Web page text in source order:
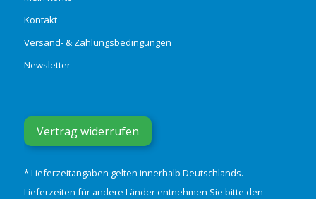
Kontakt
Versand- & Zahlungsbedingungen
Newsletter
Vertrag widerrufen
* Lieferzeitangaben gelten innerhalb Deutschlands.
Lieferzeiten für andere Länder entnehmen Sie bitte den